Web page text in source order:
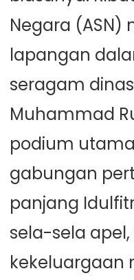
Negara (ASN)
lapangan
seragam
Muhammad
podium
gabungan
panjang
sela-sela
kekeluargaan